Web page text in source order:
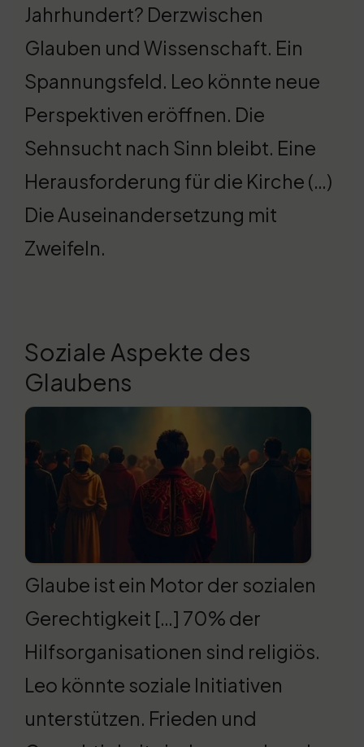
Jahrhundert? Derzwischen
Glauben und Wissenschaft. Ein
Spannungsfeld. Leo könnte neue
Perspektiven eröffnen. Die
Sehnsucht nach Sinn bleibt. Eine
Herausforderung für die Kirche (…)
Die Auseinandersetzung mit
Zweifeln.
Soziale Aspekte des
Glaubens
Glaube ist ein Motor der sozialen
Gerechtigkeit […] 70% der
Hilfsorganisationen sind religiös.
Leo könnte soziale Initiativen
unterstützen. Frieden und